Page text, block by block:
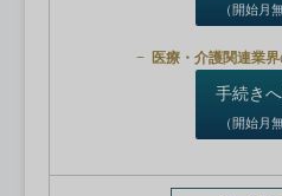
（開始月
医療・介護関連業
手続き
（開始月